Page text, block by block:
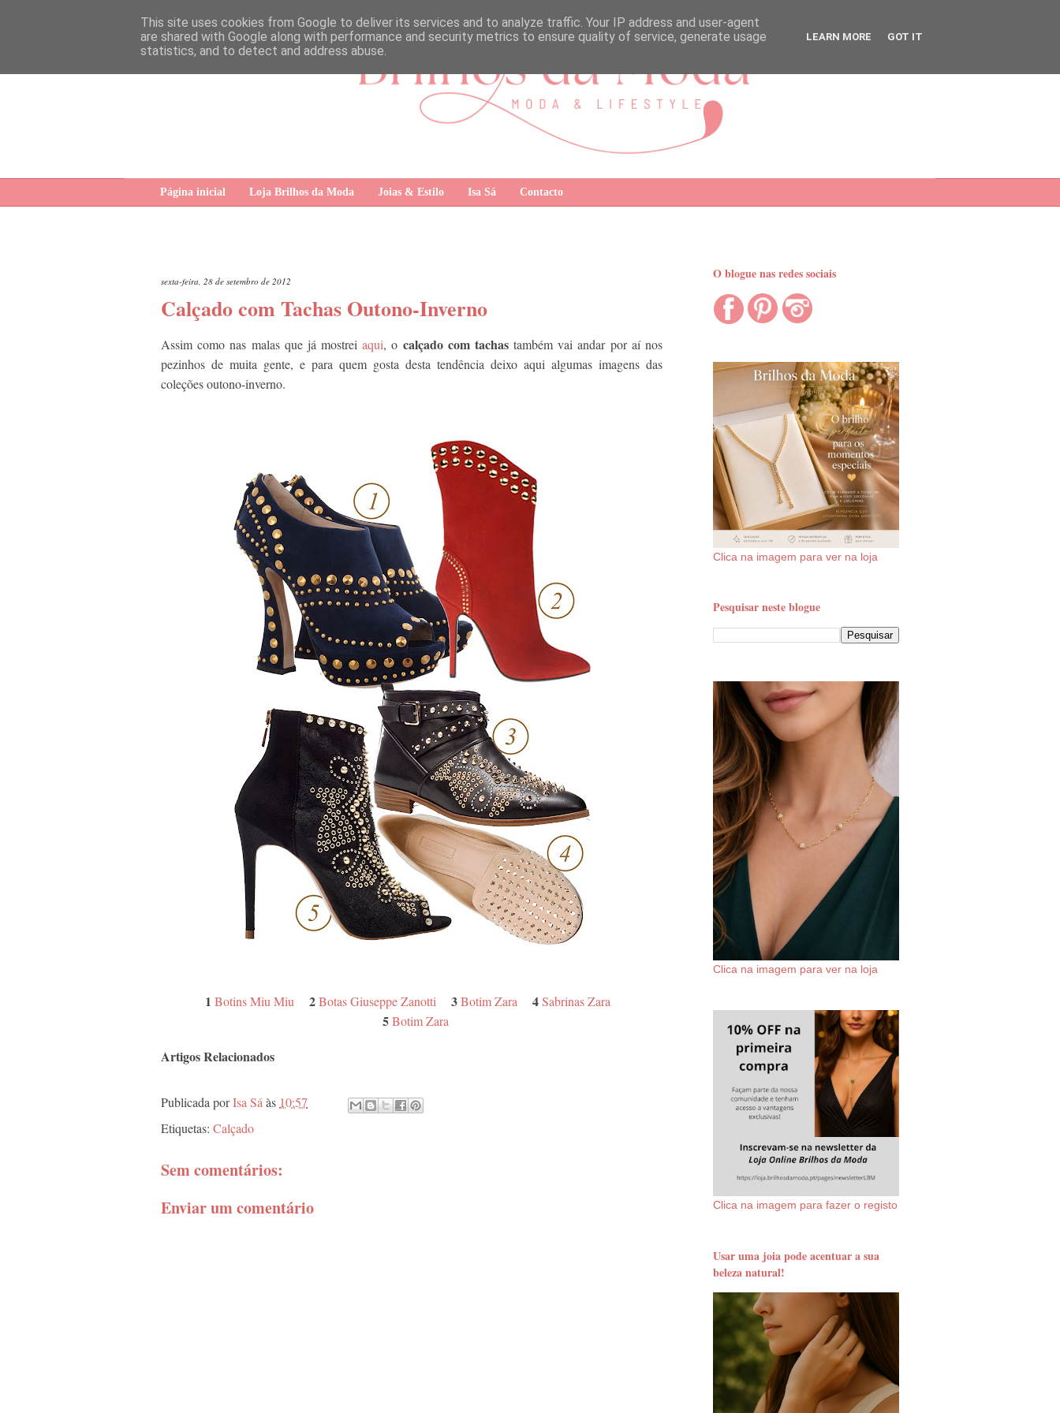
Página inicial Loja Brilhos da Moda Joias & Estilo Isa Sá Contacto
sexta-feira, 28 de setembro de 2012
Calçado com Tachas Outono-Inverno
Assim como nas malas que já mostreiaqui, o calçado com tachastambém vai andar por aí nos
pezinhos de muita gente, e para quem gosta desta tendência deixo aqui algumas imagens das
coleções outono-inverno.
1 Botins Miu Miu 2Botas Giuseppe Zanotti 3Botim Zara 4Sabrinas Zara
5 Botim Zara
Artigos Relacionados
Publicada porIsa Sá às 10:57
Etiquetas: Calçado
Sem comentários:
Enviar um comentário
O blogue nas redes sociais
Clica na imagem para ver na loja
Pesquisar neste blogue
Clica na imagem para ver na loja
Clica na imagem para fazer o registo
Usar uma joia pode acentuar a sua
beleza natural!
This site uses cookies from Google to deliver its services and to analyze traffic. Your IP address and user-agent
are shared with Google along with performance and security metrics to ensure quality of service, generate usage
statistics, and to detect and address abuse.
LEARN MORE GOT IT